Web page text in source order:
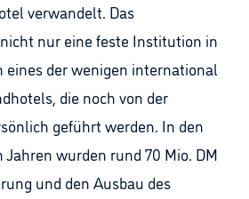
verwandelt. Das
nur eine feste Institution in
eines der wenigen international
die noch von der
geführt werden. In den
wurden rund 70 Mio. DM
und den Ausbau des